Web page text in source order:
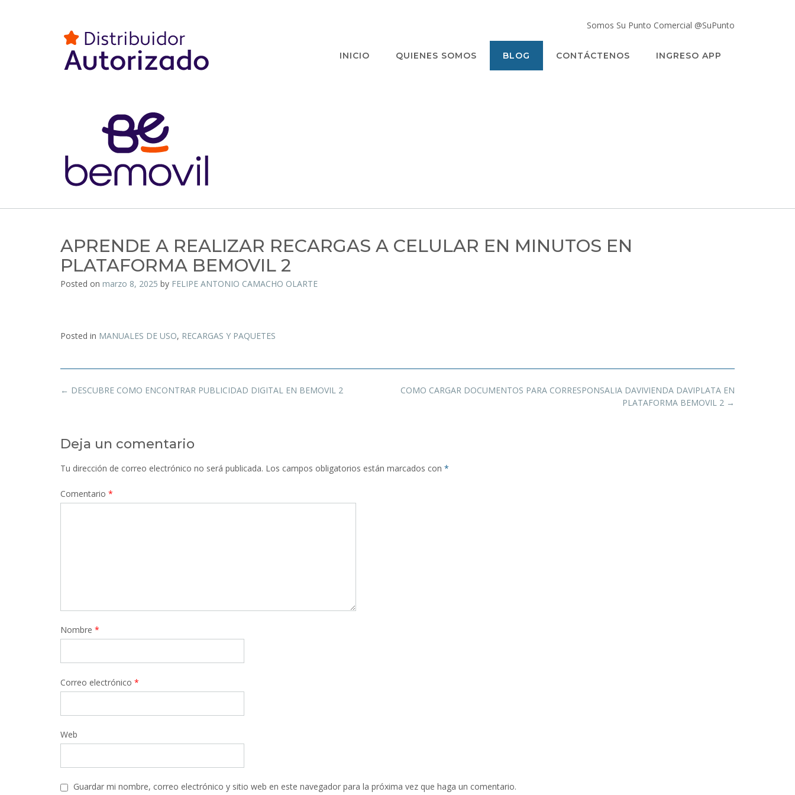
Somos Su Punto Comercial @SuPunto
INICIO QUIENES SOMOS BLOG CONTÁCTENOS INGRESO APP
APRENDE A REALIZAR RECARGAS A CELULAR EN MINUTOS EN
PLATAFORMA BEMOVIL 2
Posted on marzo 8, 2025 by FELIPE ANTONIO CAMACHO OLARTE
Posted in MANUALES DE USO, RECARGAS Y PAQUETES
COMO CARGAR DOCUMENTOS PARA CORRESPONSALIA DAVIVIENDA DAVIPLATA EN
PLATAFORMA BEMOVIL 2 →
← DESCUBRE COMO ENCONTRAR PUBLICIDAD DIGITAL EN BEMOVIL 2
Deja un comentario
Tu dirección de correo electrónico no será publicada. Los campos obligatorios están marcados con *
Comentario *
Nombre *
Correo electrónico *
Web
Guardar mi nombre, correo electrónico y sitio web en este navegador para la próxima vez que haga un comentario.